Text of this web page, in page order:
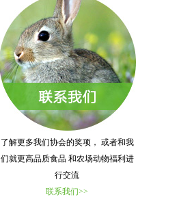
了解更多我们协会的奖项， 或者和我
们就更高品质食品 和农场动物福利进
行交流
联系我们>>